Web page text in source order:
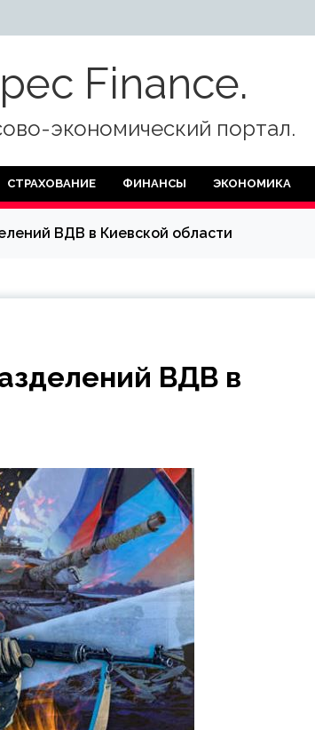
Finance.
экономический портал.
СТРАХОВАНИЕ ФИНАНСЫ ЭКОНОМИКА
ВДВ в Киевской области
ВДВ в